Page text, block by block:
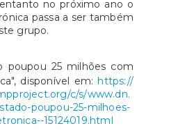
no próximo ano o
passa a ser também
grupo.
poupou 25 milhões com
disponível em: https://
c/s/www.dn.
poupou-25-milhoes-
15124019.html